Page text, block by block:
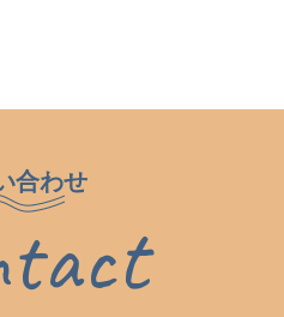
合わせ